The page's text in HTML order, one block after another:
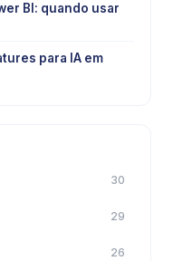
BI: quando usar
para IA em
30
29
26